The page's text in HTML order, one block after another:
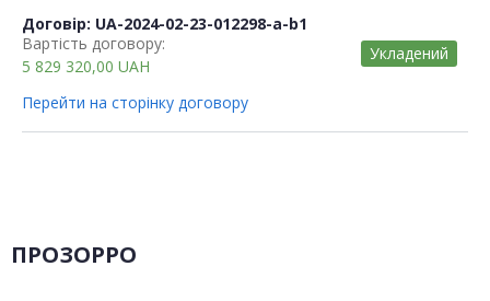
Договір: UA-2024-02-23-012298-a-b1
Вартість договору:
5 829 320,00 UAH
Укладений
Перейти на сторінку договору
ПРОЗОРРО